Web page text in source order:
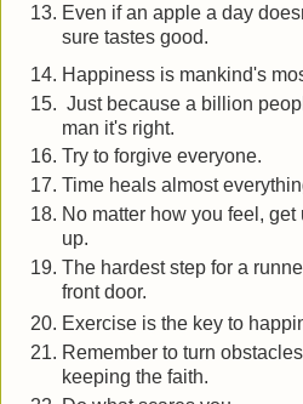
Even if an apple a day
sure tastes good.
Happiness is mankind's
Just because a billion
man it's right.
Try to forgive everyone.
Time heals almost
No matter how you feel,
up.
The hardest step for a
front door.
Exercise is the key to
Remember to turn
keeping the faith.